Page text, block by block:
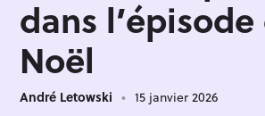
dans
Noël
André Letowski 15 janvier 2026